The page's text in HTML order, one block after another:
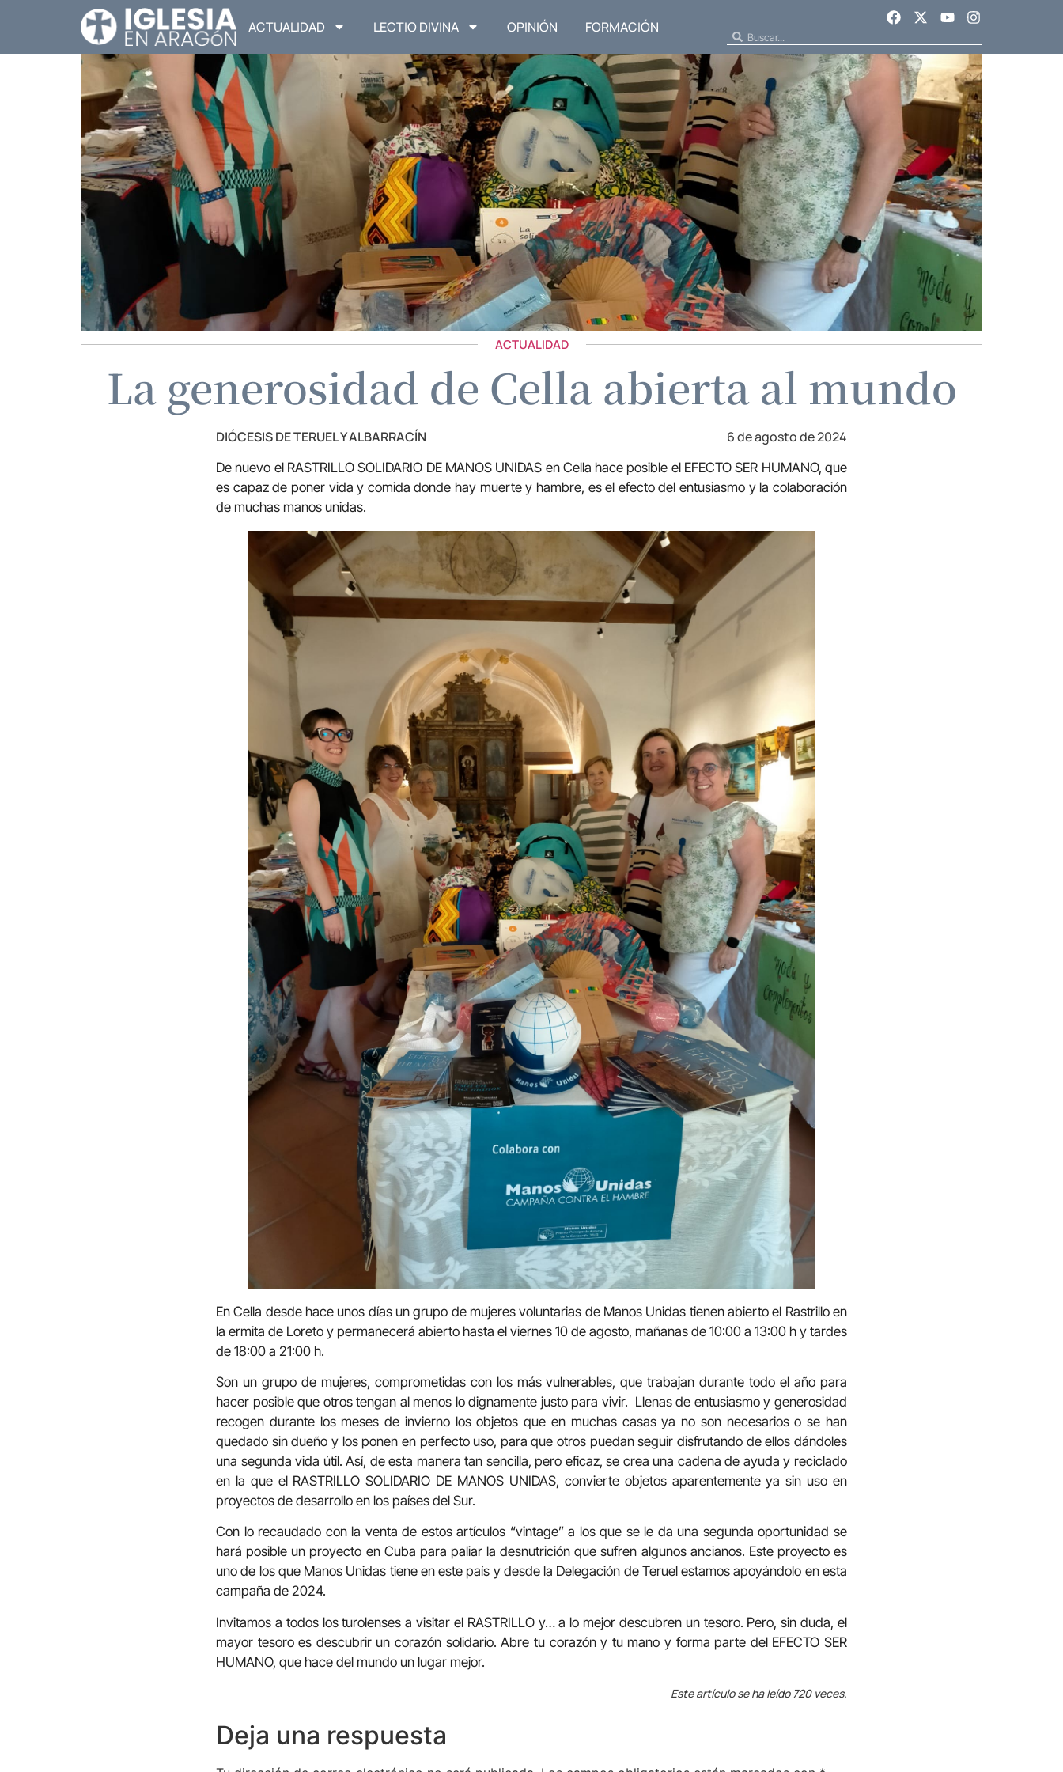
ACTUALIDAD LECTIO DIVINA OPINIÓN FORMACIÓN
ACTUALIDAD
La generosidad de Cella abierta al mundo
DIÓCESIS DE TERUEL Y ALBARRACÍN 6 de agosto de 2024
De nuevo el RASTRILLO SOLIDARIO DE MANOS UNIDAS en Cella hace posible el EFECTO SER HUMANO, que
es capaz de poner vida y comida donde hay muerte y hambre, es el efecto del entusiasmo y la colaboración
de muchas manos unidas.
En Cella desde hace unos días un grupo de mujeres voluntarias de Manos Unidas tienen abierto el Rastrillo en
la ermita de Loreto y permanecerá abierto hasta el viernes 10 de agosto, mañanas de 10:00 a 13:00 h y tardes
de 18:00 a 21:00 h.
Son un grupo de mujeres, comprometidas con los más vulnerables, que trabajan durante todo el año para
hacer posible que otros tengan al menos lo dignamente justo para vivir. Llenas de entusiasmo y generosidad
recogen durante los meses de invierno los objetos que en muchas casas ya no son necesarios o se han
quedado sin dueño y los ponen en perfecto uso, para que otros puedan seguir disfrutando de ellos dándoles
una segunda vida útil. Así, de esta manera tan sencilla, pero eficaz, se crea una cadena de ayuda y reciclado
en la que el RASTRILLO SOLIDARIO DE MANOS UNIDAS, convierte objetos aparentemente ya sin uso en
proyectos de desarrollo en los países del Sur.
Con lo recaudado con la venta de estos artículos “vintage” a los que se le da una segunda oportunidad se
hará posible un proyecto en Cuba para paliar la desnutrición que sufren algunos ancianos. Este proyecto es
uno de los que Manos Unidas tiene en este país y desde la Delegación de Teruel estamos apoyándolo en esta
campaña de 2024.
Invitamos a todos los turolenses a visitar el RASTRILLO y… a lo mejor descubren un tesoro. Pero, sin duda, el
mayor tesoro es descubrir un corazón solidario. Abre tu corazón y tu mano y forma parte del EFECTO SER
HUMANO, que hace del mundo un lugar mejor.
Este artículo se ha leído 720 veces.
Deja una respuesta